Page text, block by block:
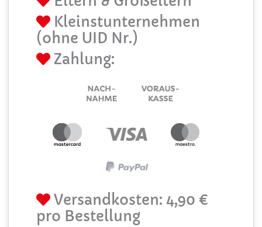
Kleinstunternehmen
(ohne UID Nr.)
Zahlung:
Versandkosten: 4,90 €
pro Bestellung